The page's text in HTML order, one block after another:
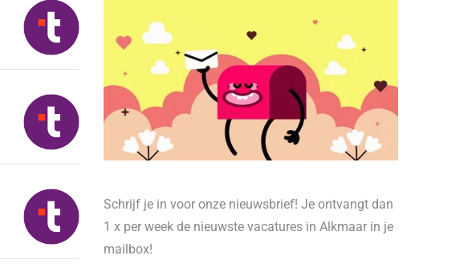
Schrijf je in voor onze nieuwsbrief! Je ontvangt dan
1 x per week de nieuwste vacatures in Alkmaar in je
mailbox!